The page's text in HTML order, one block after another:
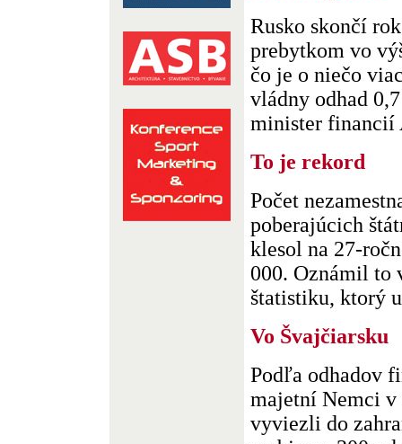
Rusko skončí
prebytkom vo
čo je o niečo
vládny odhad
minister financií
To je rekord
Počet
poberajúcich
klesol na 27-
000. Oznámil to
štatistiku, ktorý
Vo Švajčiarsku
Podľa odhadov
majetní Nemci
vyviezli do